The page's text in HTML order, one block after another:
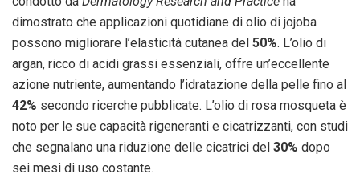
dimostrato che applicazioni quotidiane di olio di jojoba
possono migliorare l’elasticità cutanea del 50%. L’olio di
argan, ricco di acidi grassi essenziali, offre un’eccellente
azione nutriente, aumentando l’idratazione della pelle fino al
42% secondo ricerche pubblicate. L’olio di rosa mosqueta è
noto per le sue capacità rigeneranti e cicatrizzanti, con studi
che segnalano una riduzione delle cicatrici del 30% dopo
sei mesi di uso costante.